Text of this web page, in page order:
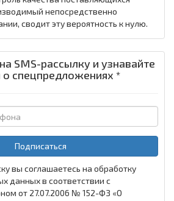
непосредственно
сводит эту вероятность к нулю.
SMS-рассылку и узнавайте
спецпредложениях *
Подписаться
вы соглашаетесь на обработку
данных в соответствии с
от 27.07.2006 № 152-ФЗ «О